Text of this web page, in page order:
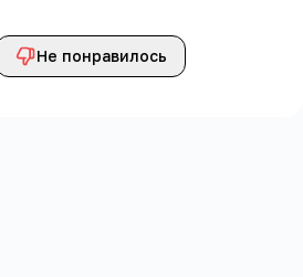
Не понравилось